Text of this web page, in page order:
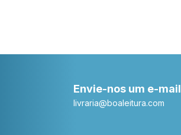
Envie-nos um e-mail
livraria@boaleitura.com